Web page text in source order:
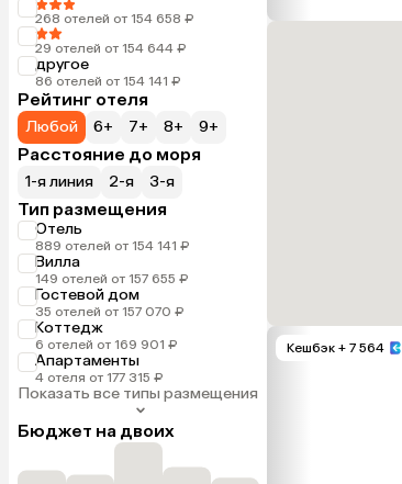
268 отелей от 154 658 ₽
29 отелей от 154 644 ₽
другое
86 отелей от 154 141 ₽
Рейтинг отеля
Любой 6+ 7+ 8+ 9+
Расстояние до моря
1-я линия 2-я 3-я
Тип размещения
Отель
889 отелей от 154 141 ₽
Вилла
149 отелей от 157 655 ₽
Гостевой дом
35 отелей от 157 070 ₽
Коттедж
6 отелей от 169 901 ₽
Апартаменты
4 отеля от 177 315 ₽
Показать все типы размещения
Бюджет на двоих
Кешбэк + 7 564